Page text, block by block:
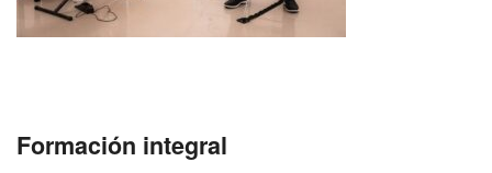
Formación integral